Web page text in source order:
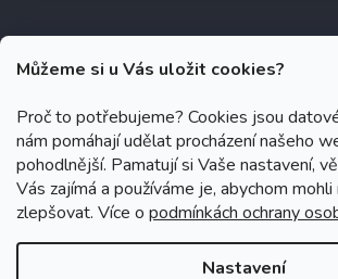
Můžeme si u Vás uložit cookies?
Proč to potřebujeme? Cookies jsou
nám pomáhají udělat procházení našeho
pohodlnější. Pamatují si Vaše nastavení,
Vás zajímá a používáme je, abychom
zlepšovat. Více o podmínkách ochrany
Nastavení
Copyright 2026 Zubáček.cz . Všechna práva
nastavení cookies
Grafický návrh vytvořil a na Shoptet
Shoptetak.cz.